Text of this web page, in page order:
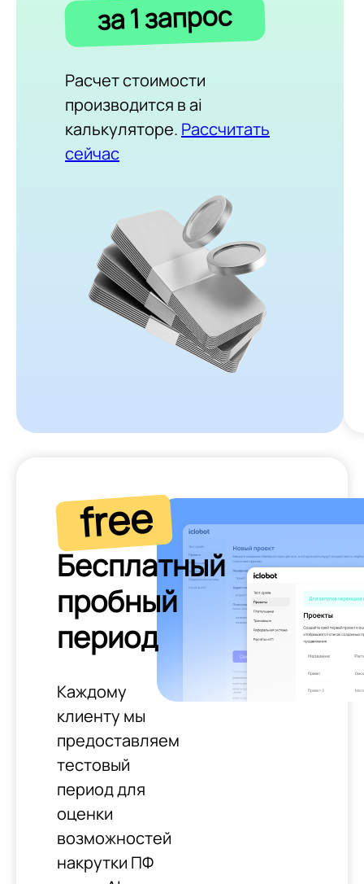
за 1 запрос
Расчет стоимости
производится в ai
калькуляторе. Рассчитать
сейчас
free
Бесплатный
пробный
период
Каждому
клиенту мы
предоставляем
тестовый
период для
оценки
возможностей
накрутки ПФ